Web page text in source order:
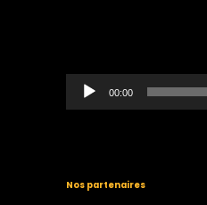
00:00
Nos partenaires